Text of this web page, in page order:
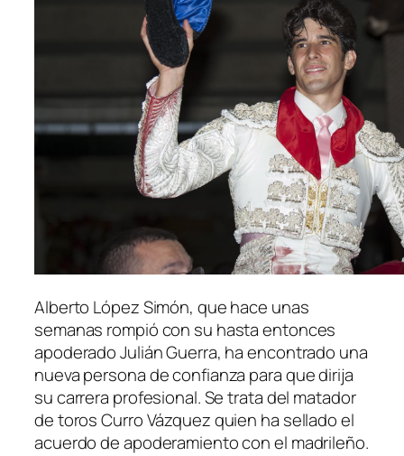
Alberto López Simón, que hace unas
semanas rompió con su hasta entonces
apoderado Julián Guerra, ha encontrado una
nueva persona de confianza para que dirija
su carrera profesional. Se trata del matador
de toros Curro Vázquez quien ha sellado el
acuerdo de apoderamiento con el madrileño.